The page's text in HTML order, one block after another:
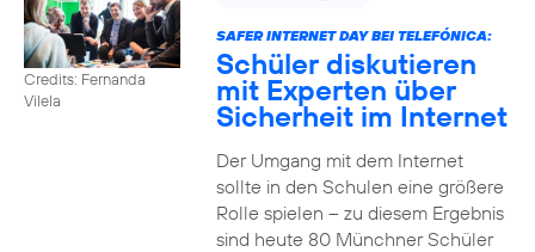
Credits: Fernanda
Vilela
SAFER INTERNET DAY BEI TELEFÓNICA:
Schüler diskutieren
mit Experten über
Sicherheit im Internet
Der Umgang mit dem Internet
sollte in den Schulen eine größere
Rolle spielen – zu diesem Ergebnis
sind heute 80 Münchner Schüler